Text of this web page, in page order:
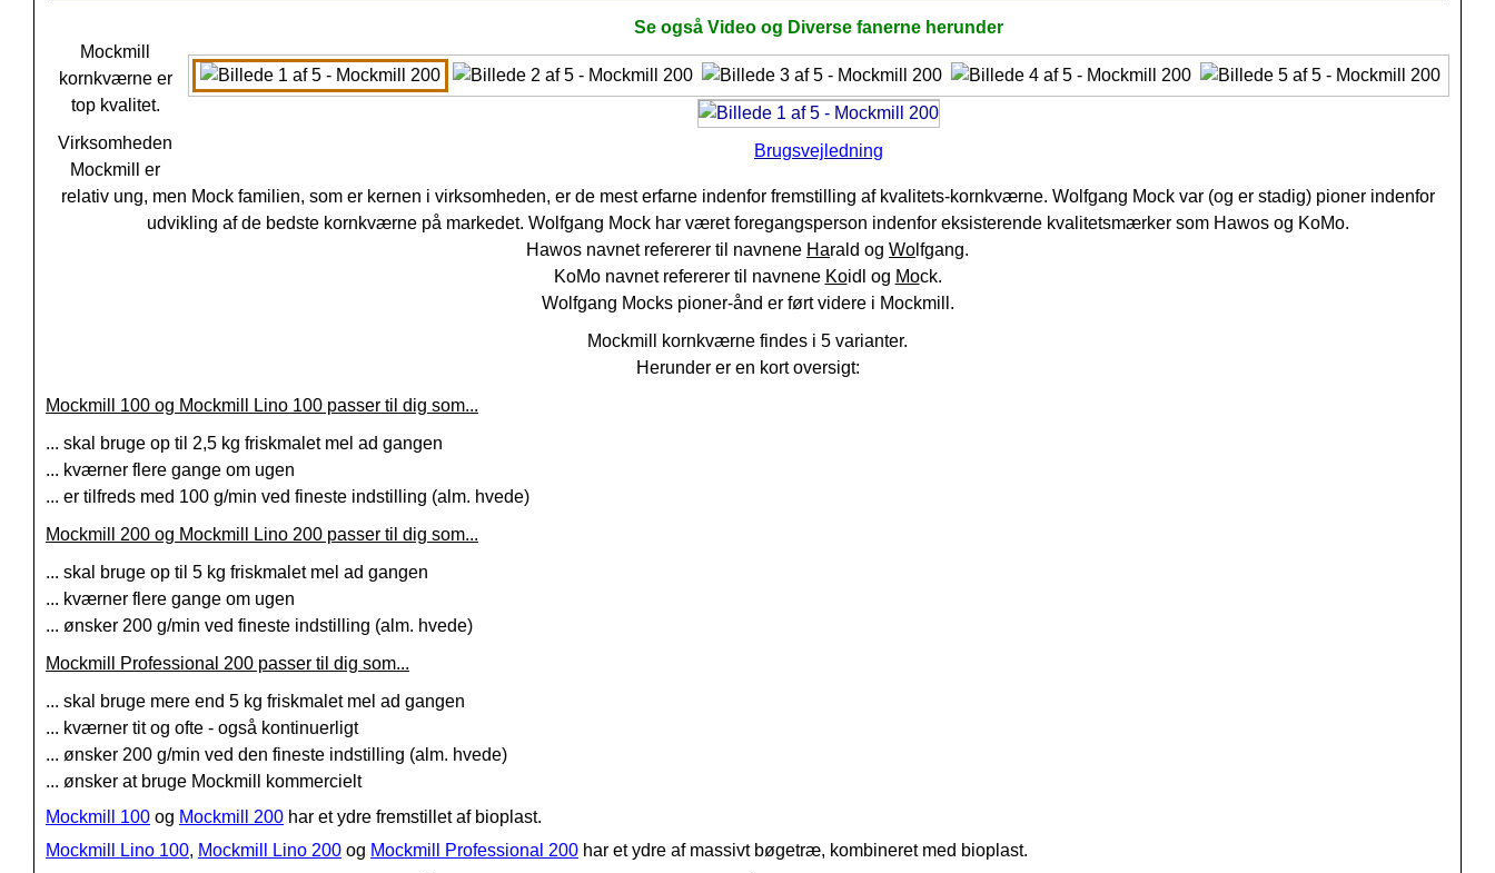
Se også Video og Diverse fanerne herunder
Brugsvejledning
Mockmill
kornkværne er
top kvalitet.
Virksomheden
Mockmill er
relativ ung, men Mock familien, som er kernen i virksomheden, er de mest erfarne indenfor fremstilling af kvalitets-kornkværne. Wolfgang Mock var (og er stadig) pioner indenfor
udvikling af de bedste kornkværne på markedet. Wolfgang Mock har været foregangsperson indenfor eksisterende kvalitetsmærker som Hawos og KoMo.
Hawos navnet refererer til navnene Harald og Wo lfgang.
KoMo navnet refererer til navnene Koidl og Mock.
Wolfgang Mocks pioner-ånd er ført videre i Mockmill.
Mockmill kornkværne findes i 5 varianter.
Herunder er en kort oversigt:
Mockmill 100 og Mockmill Lino 100 passer til dig som...
... skal bruge op til 2,5 kg friskmalet mel ad gangen
... kværner flere gange om ugen
... er tilfreds med 100 g/min ved fineste indstilling (alm. hvede)
Mockmill 200 og Mockmill Lino 200 passer til dig som...
... skal bruge op til 5 kg friskmalet mel ad gangen
... kværner flere gange om ugen
... ønsker 200 g/min ved fineste indstilling (alm. hvede)
Mockmill Professional 200 passer til dig som...
... skal bruge mere end 5 kg friskmalet mel ad gangen
... kværner tit og ofte - også kontinuerligt
... ønsker 200 g/min ved den fineste indstilling (alm. hvede)
... ønsker at bruge Mockmill kommercielt
Mockmill 100 og Mockmill 200 har et ydre fremstillet af bioplast.
Mockmill Lino 100, Mockmill Lino 200 og Mockmill Professional 200 har et ydre af massivt bøgetræ, kombineret med bioplast.